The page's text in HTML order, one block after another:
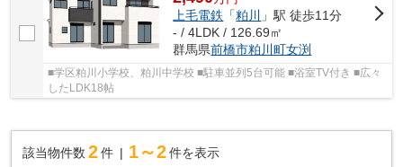
上毛電鉄 「粕川
」駅 徒歩11分
- / 4LDK / 126.69㎡
群馬県前橋市粕川町女渕
■学区粕川小学校、粕川中学校 ■駐車並列5台可能 ■浴室TV付き ■広々
したLDK18帖
該当物件数 2件 1～2 件を表示